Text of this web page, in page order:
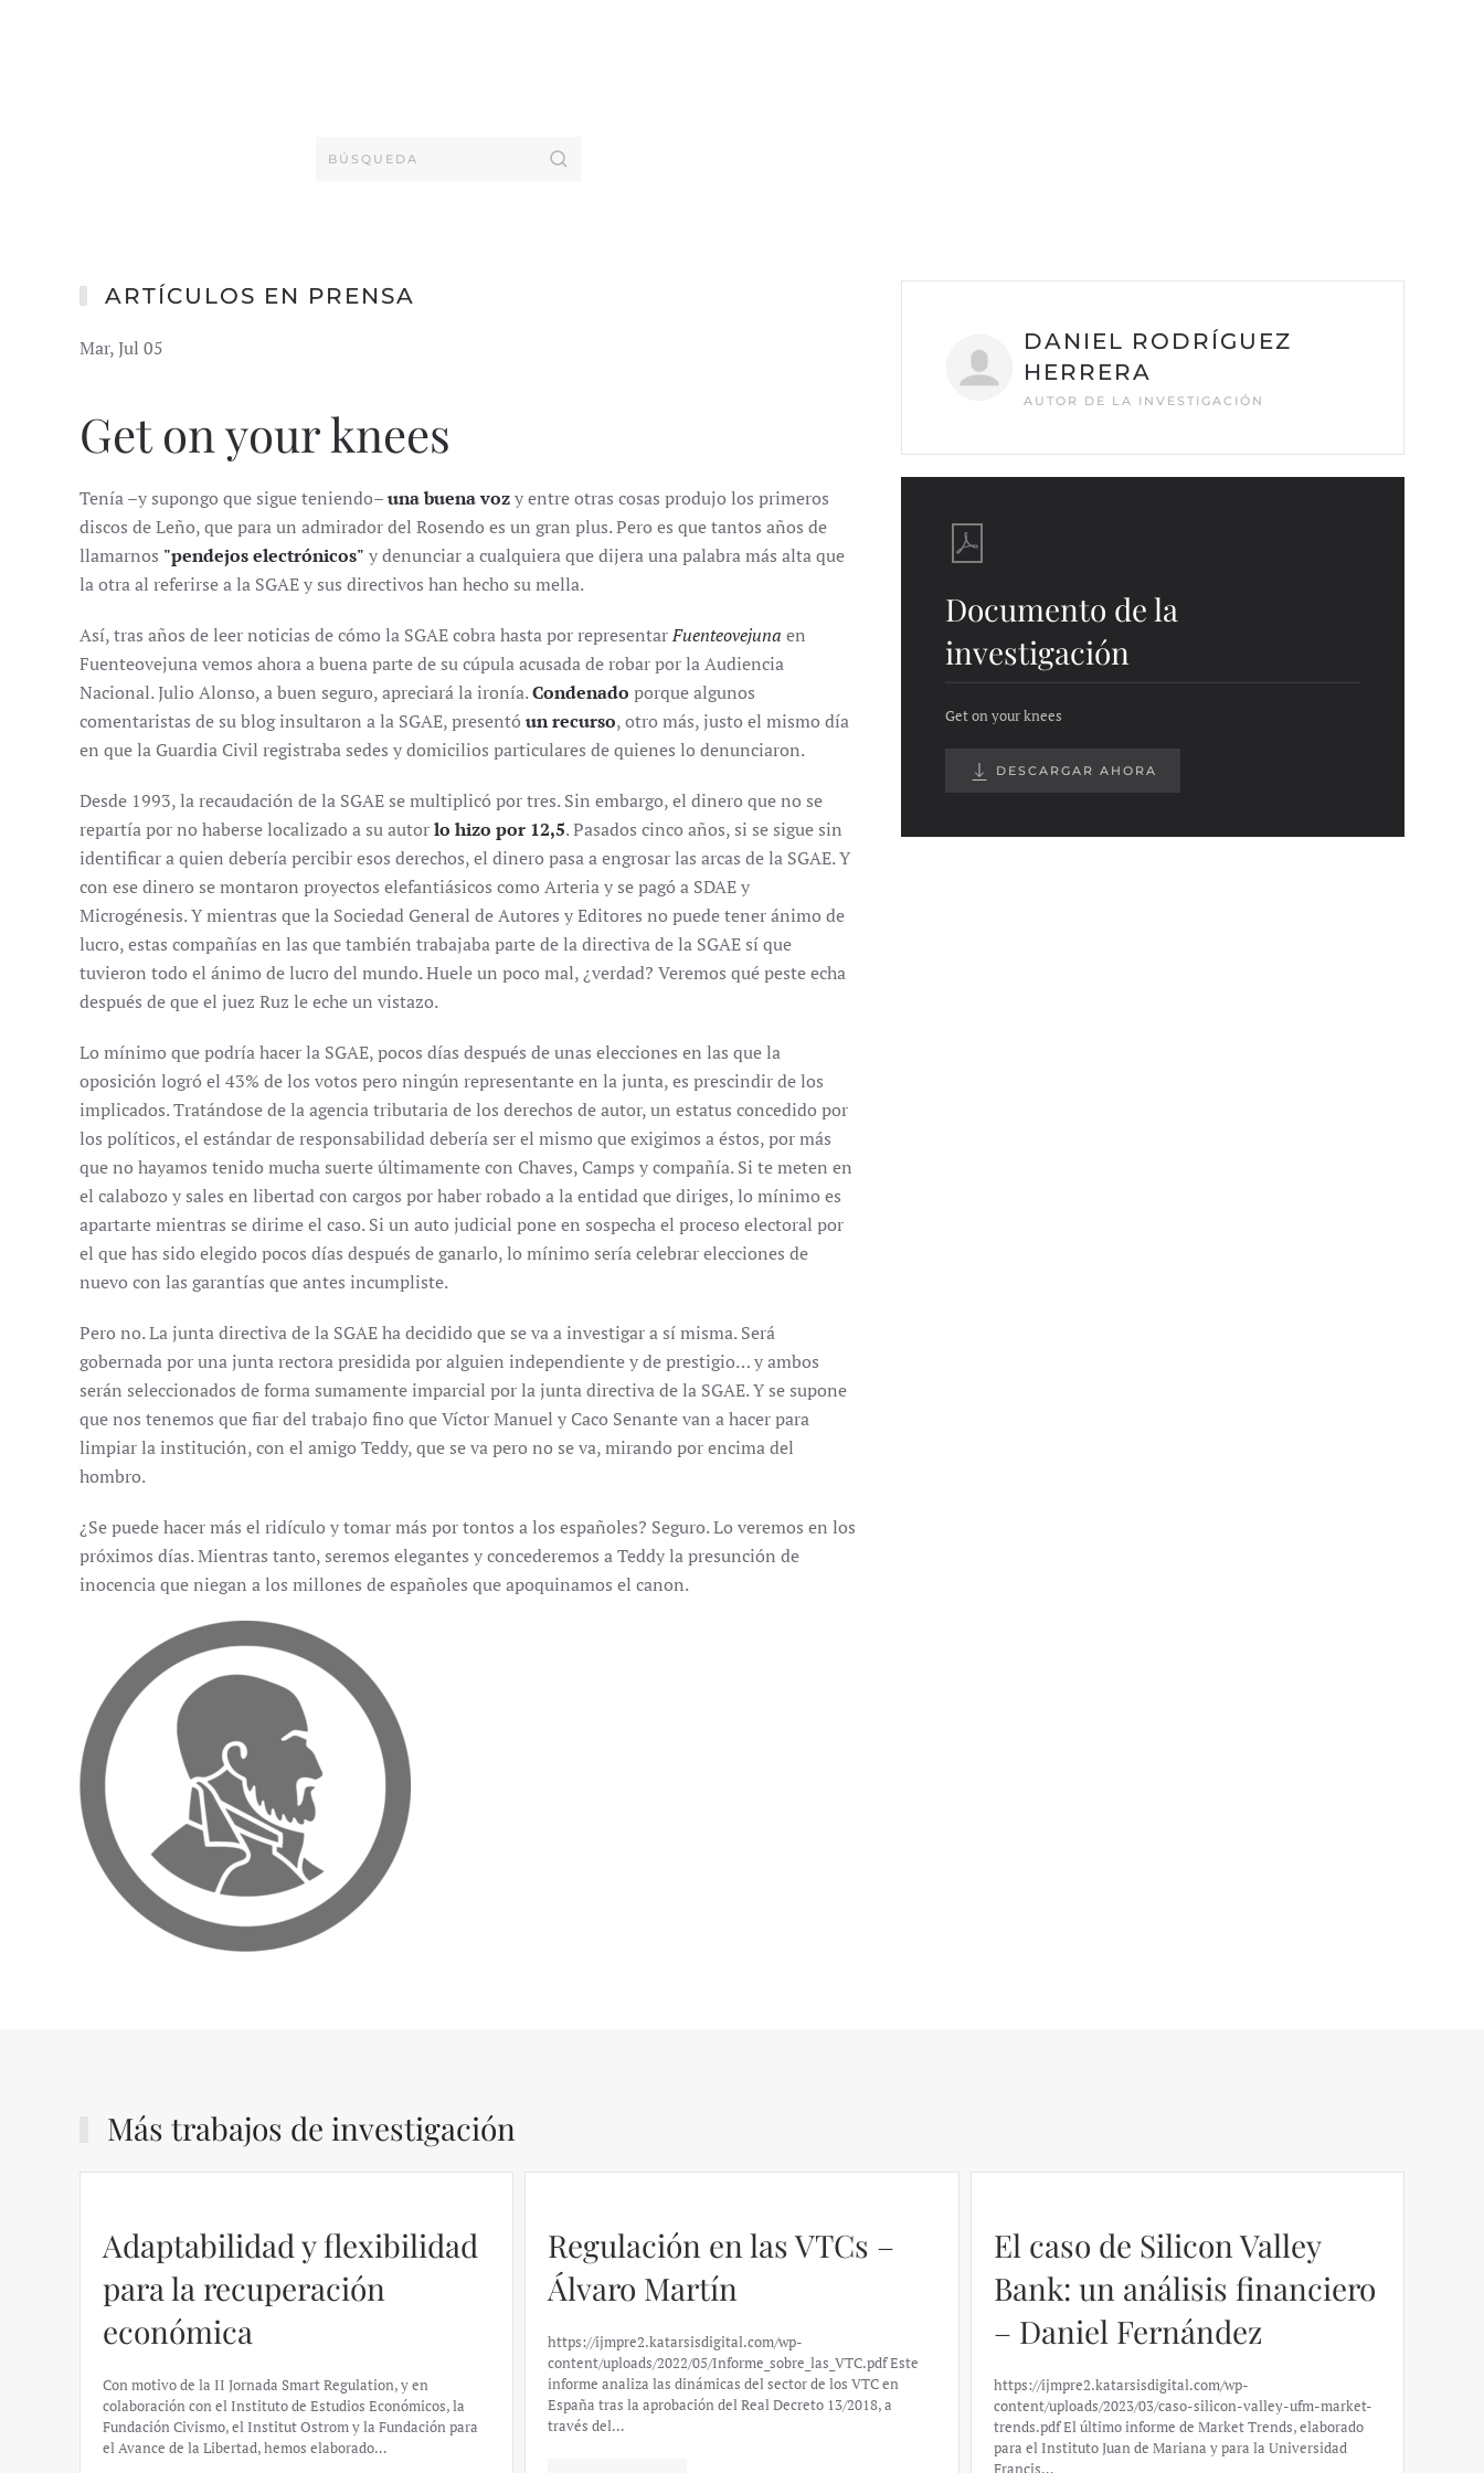
ARTÍCULOS EN PRENSA
Mar, Jul 05
Get on your knees
Tenía –y supongo que sigue teniendo–una buena vozy entre otras cosas produjo los primeros
discos de Leño, que para un admirador del Rosendo es un gran plus. Pero es que tantos años de
llamarnos "pendejos electrónicos" y denunciar a cualquiera que dijera una palabra más alta que
la otra al referirse a la SGAE y sus directivos han hecho su mella.
Así, tras años de leer noticias de cómo la SGAE cobra hasta por representarFuenteovejuna en
Fuenteovejuna vemos ahora a buena parte de su cúpula acusada de robar por la Audiencia
Nacional. Julio Alonso, a buen seguro, apreciará la ironía.Condenado porque algunos
comentaristas de su blog insultaron a la SGAE, presentó un recurso, otro más, justo el mismo día
en que la Guardia Civil registraba sedes y domicilios particulares de quienes lo denunciaron.
Desde 1993, la recaudación de la SGAE se multiplicó por tres. Sin embargo, el dinero que no se
repartía por no haberse localizado a su autorlo hizo por 12,5. Pasados cinco años, si se sigue sin
identificar a quien debería percibir esos derechos, el dinero pasa a engrosar las arcas de la SGAE. Y
con ese dinero se montaron proyectos elefantiásicos como Arteria y se pagó a SDAE y
Microgénesis. Y mientras que la Sociedad General de Autores y Editores no puede tener ánimo de
lucro, estas compañías en las que también trabajaba parte de la directiva de la SGAE sí que
tuvieron todo el ánimo de lucro del mundo. Huele un poco mal, ¿verdad? Veremos qué peste echa
después de que el juez Ruz le eche un vistazo.
Lo mínimo que podría hacer la SGAE, pocos días después de unas elecciones en las que la
oposición logró el 43% de los votos pero ningún representante en la junta, es prescindir de los
implicados. Tratándose de la agencia tributaria de los derechos de autor, un estatus concedido por
los políticos, el estándar de responsabilidad debería ser el mismo que exigimos a éstos, por más
que no hayamos tenido mucha suerte últimamente con Chaves, Camps y compañía. Si te meten en
el calabozo y sales en libertad con cargos por haber robado a la entidad que diriges, lo mínimo es
apartarte mientras se dirime el caso. Si un auto judicial pone en sospecha el proceso electoral por
el que has sido elegido pocos días después de ganarlo, lo mínimo sería celebrar elecciones de
nuevo con las garantías que antes incumpliste.
Pero no. La junta directiva de la SGAE ha decidido que se va a investigar a sí misma. Será
gobernada por una junta rectora presidida por alguien independiente y de prestigio… y ambos
serán seleccionados de forma sumamente imparcial por la junta directiva de la SGAE. Y se supone
que nos tenemos que fiar del trabajo fino que Víctor Manuel y Caco Senante van a hacer para
limpiar la institución, con el amigo Teddy, que se va pero no se va, mirando por encima del
hombro.
¿Se puede hacer más el ridículo y tomar más por tontos a los españoles? Seguro. Lo veremos en los
próximos días. Mientras tanto, seremos elegantes y concederemos a Teddy la presunción de
inocencia que niegan a los millones de españoles que apoquinamos el canon.
DANIEL RODRÍGUEZ
HERRERA
AUTOR DE LA INVESTIGACIÓN
Documento de la
investigación
Get on your knees
DESCARGAR AHORA
Más trabajos de investigación
Adaptabilidad y flexibilidad
para la recuperación
económica
Con motivo de la II Jornada Smart Regulation, y en
colaboración con el Instituto de Estudios Económicos, la
Fundación Civismo, el Institut Ostrom y la Fundación para
el Avance de la Libertad, hemos elaborado…
Regulación en las VTCs –
Álvaro Martín
https://ijmpre2.katarsisdigital.com/wp-
content/uploads/2022/05/Informe_sobre_las_VTC.pdf Este
informe analiza las dinámicas del sector de los VTC en
España tras la aprobación del Real Decreto 13/2018, a
través del…
El caso de Silicon Valley
Bank: un análisis financiero
– Daniel Fernández
https://ijmpre2.katarsisdigital.com/wp-
content/uploads/2023/03/caso-silicon-valley-ufm-market-
trends.pdf El último informe de Market Trends, elaborado
para el Instituto Juan de Mariana y para la Universidad
Francis…